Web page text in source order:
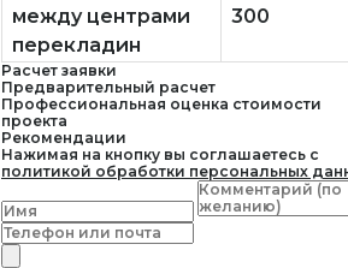
между центрами
перекладин
300
Расчет заявки
Предварительный расчет
Профессиональная оценка стоимости
проекта
Рекомендации
Нажимая на кнопку вы соглашаетесь с
политикой обработки персональных